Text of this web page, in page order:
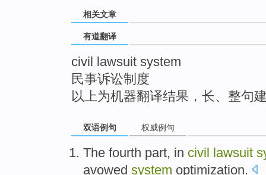
相关文章
有道翻译
civil lawsuit system
民事诉讼制度
以上为机器翻译结果，长、整句
双语例句 权威例句
The fourth part, in civil lawsuit
avowed system optimization.